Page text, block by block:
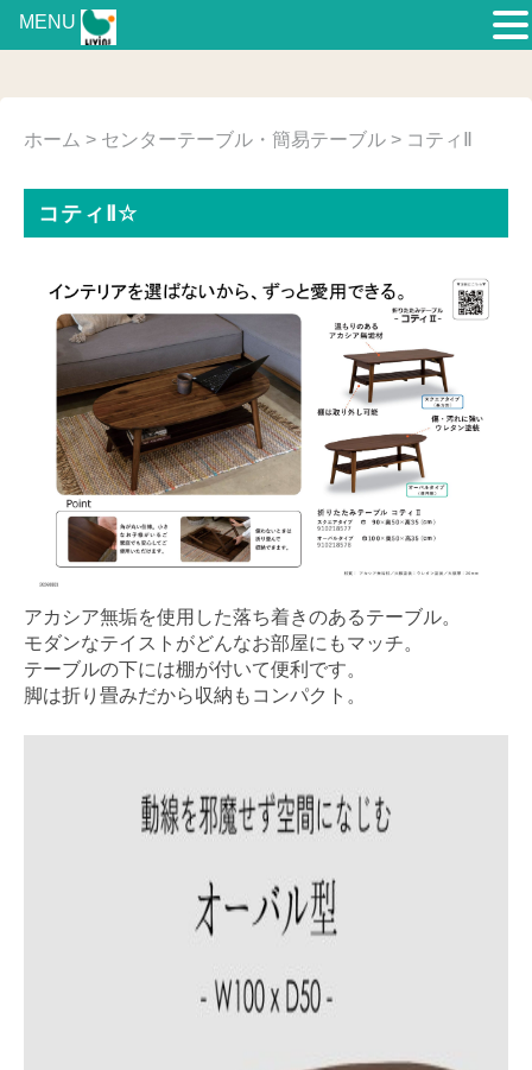
ホーム > センターテーブル・簡易テーブル > コティⅡ
コティⅡ☆
アカシア無垢を使用した落ち着きのあるテーブル。
モダンなテイストがどんなお部屋にもマッチ。
テーブルの下には棚が付いて便利です。
脚は折り畳みだから収納もコンパクト。
MENU